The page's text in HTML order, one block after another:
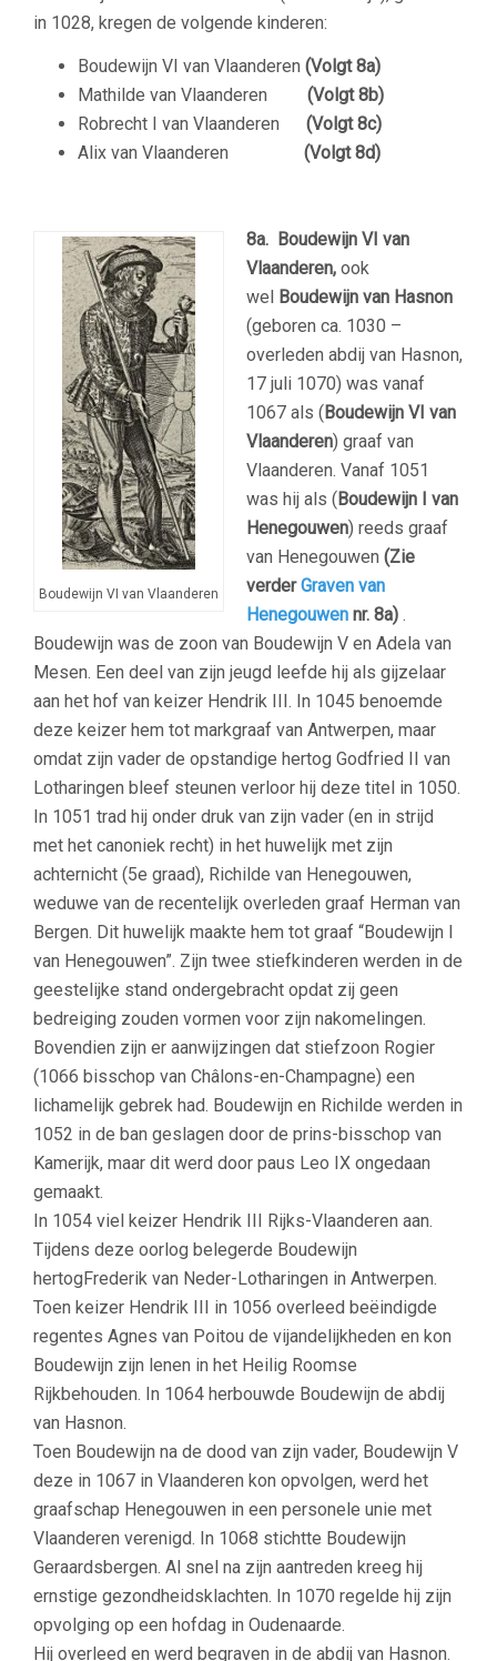
in 1028, kregen de volgende kinderen:
Boudewijn VI van Vlaanderen (Volgt 8a)
Mathilde van Vlaanderen (Volgt 8b)
Robrecht I van Vlaanderen (Volgt 8c)
Alix van Vlaanderen
(Volgt 8d)
Boudewijn VI van Vlaanderen
8a. Boudewijn VI van
Vlaanderen, ook
wel Boudewijn van Hasnon
(geboren ca. 1030 –
overleden abdij van Hasnon,
17 juli 1070) was vanaf
1067 als (Boudewijn VI van
Vlaanderen) graaf van
Vlaanderen. Vanaf 1051
was hij als (Boudewijn I van
Henegouwen) reeds graaf
van Henegouwen (Zie
verderGraven van
Henegouwen nr. 8a) .
Boudewijn was de zoon van Boudewijn V en Adela van
Mesen. Een deel van zijn jeugd leefde hij als gijzelaar
aan het hof van keizer Hendrik III. In 1045 benoemde
deze keizer hem tot markgraaf van Antwerpen, maar
omdat zijn vader de opstandige hertog Godfried II van
Lotharingen bleef steunen verloor hij deze titel in 1050.
In 1051 trad hij onder druk van zijn vader (en in strijd
met het canoniek recht) in het huwelijk met zijn
achternicht (5e graad), Richilde van Henegouwen,
weduwe van de recentelijk overleden graaf Herman van
Bergen. Dit huwelijk maakte hem tot graaf “Boudewijn I
van Henegouwen”. Zijn twee stiefkinderen werden in de
geestelijke stand ondergebracht opdat zij geen
bedreiging zouden vormen voor zijn nakomelingen.
Bovendien zijn er aanwijzingen dat stiefzoon Rogier
(1066 bisschop van Châlons-en-Champagne) een
lichamelijk gebrek had. Boudewijn en Richilde werden in
1052 in de ban geslagen door de prins-bisschop van
Kamerijk, maar dit werd door paus Leo IX ongedaan
gemaakt.
In 1054 viel keizer Hendrik III Rijks-Vlaanderen aan.
Tijdens deze oorlog belegerde Boudewijn
hertogFrederik van Neder-Lotharingen in Antwerpen.
Toen keizer Hendrik III in 1056 overleed beëindigde
regentes Agnes van Poitou de vijandelijkheden en kon
Boudewijn zijn lenen in het Heilig Roomse
Rijkbehouden. In 1064 herbouwde Boudewijn de abdij
van Hasnon.
Toen Boudewijn na de dood van zijn vader, Boudewijn V
deze in 1067 in Vlaanderen kon opvolgen, werd het
graafschap Henegouwen in een personele unie met
Vlaanderen verenigd. In 1068 stichtte Boudewijn
Geraardsbergen. Al snel na zijn aantreden kreeg hij
ernstige gezondheidsklachten. In 1070 regelde hij zijn
opvolging op een hofdag in Oudenaarde.
Hij overleed en werd begraven in de abdij van Hasnon.